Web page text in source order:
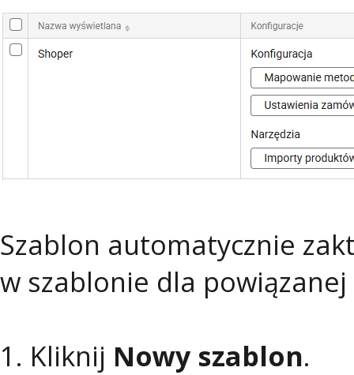
Szablon automatycznie
w szablonie dla
1. Kliknij Nowy szablon.